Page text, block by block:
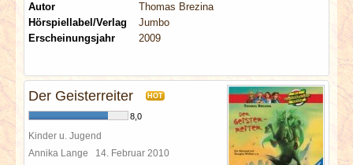
Autor
Thomas Brezina
Hörspiellabel/Verlag
Jumbo
Erscheinungsjahr
2009
Der Geisterreiter HOT
8,0
Kinder u. Jugend
Annika Lange 14. Februar 2010